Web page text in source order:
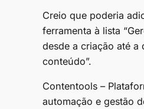
Creio que poderia
ferramenta à lista
desde a criação até a
conteúdo”.
Contentools –
automação e gestão